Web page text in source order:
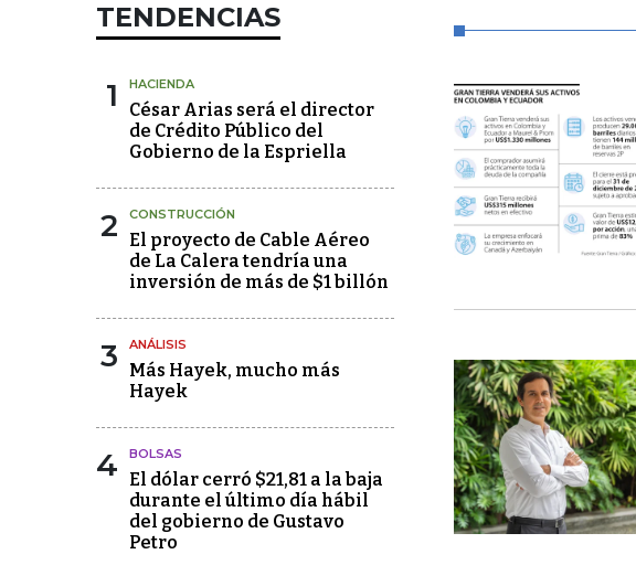
TENDENCIAS
1 HACIENDA
César Arias será el director
de Crédito Público del
Gobierno de la Espriella
2 CONSTRUCCIÓN
El proyecto de Cable Aéreo
de La Calera tendría una
inversión de más de $1 billón
3 ANÁLISIS
Más Hayek, mucho más
Hayek
4 BOLSAS
El dólar cerró $21,81 a la baja
durante el último día hábil
del gobierno de Gustavo
Petro